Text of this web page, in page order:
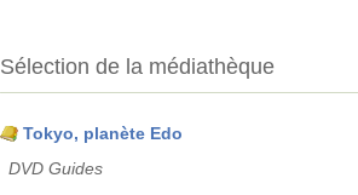
Sélection de la médiathèque
Tokyo, planète Edo
DVD Guides